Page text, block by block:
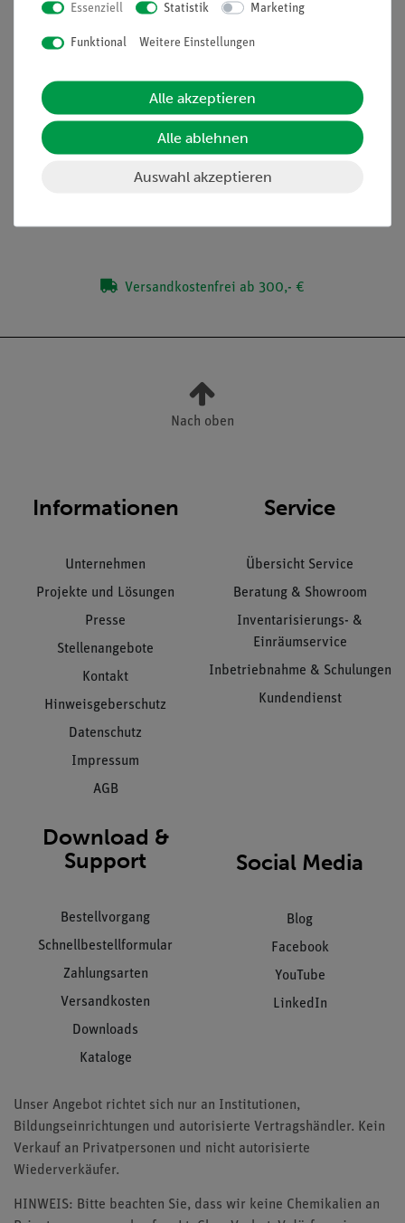
Evaluate Nuclear Structure Data File (ENSDF): nndc.bnl.gov.
Stand: Juni 2017.
Die auf der Nuklidkarte veröffentlichten Werte entsprechen
dem aktuellen Stand der Wissenschaft und werden permanent
Versandkostenfrei ab 300,- €
Nach oben
Informationen
Unternehmen
Projekte und Lösungen
Presse
Stellenangebote
Kontakt
Hinweisgeberschutz
Datenschutz
Impressum
AGB
Service
Übersicht Service
Beratung & Showroom
Inventarisierungs- &
Einräumservice
Inbetriebnahme & Schulungen
Kundendienst
Download &
Support
Bestellvorgang
Schnellbestellformular
Zahlungsarten
Versandkosten
Downloads
Kataloge
Social Media
Blog
Facebook
YouTube
LinkedIn
Unser Angebot richtet sich nur an Institutionen,
Bildungseinrichtungen und autorisierte Vertragshändler. Kein
Verkauf an Privatpersonen und nicht autorisierte
Wiederverkäufer.
HINWEIS: Bitte beachten Sie, dass wir keine Chemikalien an
Essenziell Statistik Marketing
Funktional Weitere Einstellungen
Alle akzeptieren
Alle ablehnen
Auswahl akzeptieren